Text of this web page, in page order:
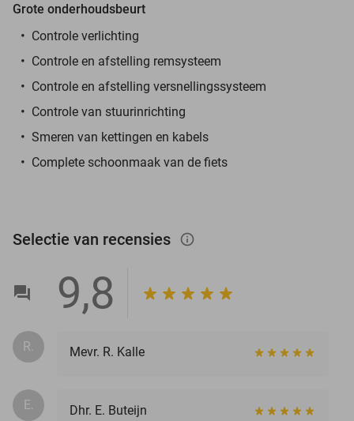
Grote onderhoudsbeurt
Controle verlichting
Controle en afstelling remsysteem
Controle en afstelling versnellingssysteem
Controle van stuurinrichting
Smeren van kettingen en kabels
Complete schoonmaak van de fiets
Selectie van recensies info_outlined
9,8
R. Mevr. R. Kalle
E.
Dhr. E. Buteijn